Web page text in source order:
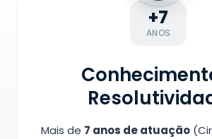
+7
ANOS
Mais de 7 anos de atuação